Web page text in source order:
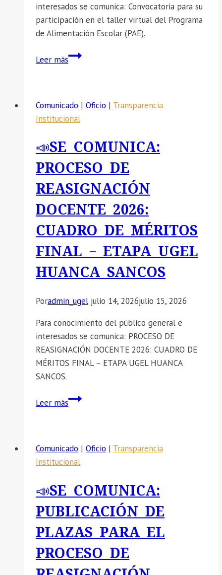
interesados se comunica: Convocatoria para su
participación en el taller virtual del Programa
de Alimentación Escolar (PAE).
Leer más📣
para
su
en
el
taller
virtual
del
Programa
de
Escolar
(PAE).
Comunicado | Oficio | Transparencia
Institucional
📣SE COMUNICA:
PROCESO DE
REASIGNACIÓN
DOCENTE 2026:
CUADRO DE MÉRITOS
FINAL – ETAPA UGEL
HUANCA SANCOS
Poradmin_ugel julio 14, 2026julio 15, 2026
Para conocimiento del público general e
interesados se comunica: PROCESO DE
REASIGNACIÓN DOCENTE 2026: CUADRO DE
MÉRITOS FINAL – ETAPA UGEL HUANCA
SANCOS.
Leer más📣
DE
REASIGNACIÓN
2026:
CUADRO
DE
MÉRITOS
FINAL
–
ETAPA
Comunicado | Oficio | Transparencia
Institucional
📣SE COMUNICA:
PUBLICACIÓN DE
PLAZAS PARA EL
PROCESO DE